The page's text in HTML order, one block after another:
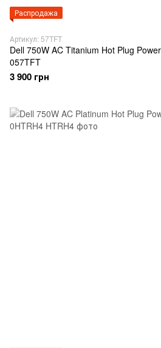
Распродажа
Артикул: 57TFT
Dell 750W AC Titanium Hot Plug
057TFT
3 900 грн